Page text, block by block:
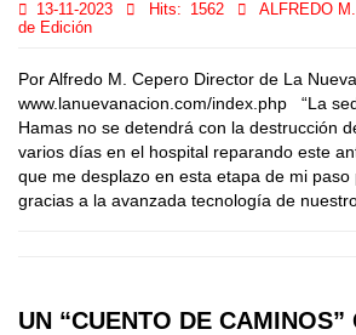
13-11-2023 Hits: 1562 ALFREDO
de Edición
Por Alfredo M. Cepero Director de La
www.lanuevanacion.com/index.php “La
Hamas no se detendrá con la destrucción
varios días en el hospital reparando este
que me desplazo en esta etapa de mi paso
gracias a la avanzada tecnología de
UN “CUENTO DE CAMINOS”